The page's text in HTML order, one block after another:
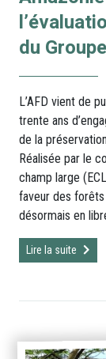
du
L’AFD vient de
trente ans
de la
Réalisée par le
champ large
faveur des
désormais en
Lire la suite